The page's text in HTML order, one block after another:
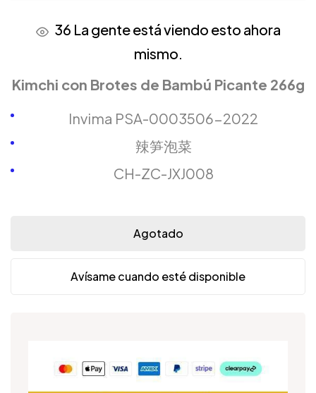
36 La gente está viendo esto ahora
mismo.
Kimchi con Brotes de Bambú Picante 266g
Invima PSA-0003506-2022
辣笋泡菜
CH-ZC-JXJ008
Agotado
Avísame cuando esté disponible